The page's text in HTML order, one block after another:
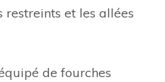
et les allées
de fourches